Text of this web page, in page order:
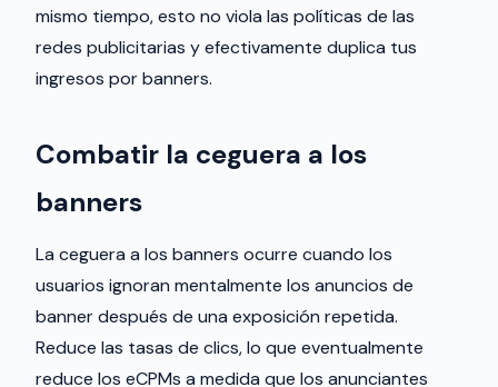
mismo tiempo, esto no viola las políticas de las
redes publicitarias y efectivamente duplica tus
ingresos por banners.
Combatir la ceguera a los
banners
La ceguera a los banners ocurre cuando los
usuarios ignoran mentalmente los anuncios de
banner después de una exposición repetida.
Reduce las tasas de clics, lo que eventualmente
reduce los eCPMs a medida que los anunciantes